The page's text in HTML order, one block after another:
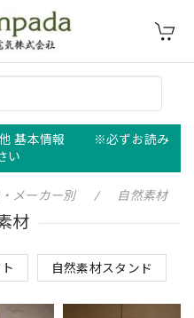
他 基本情報 ※必ずお読み
い
メーカー別 自然素材
材
自然素材スタンド